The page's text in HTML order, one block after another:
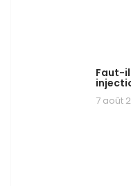
Faut-
7 août